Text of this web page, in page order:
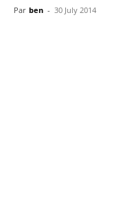
Par ben - 30 July 2014